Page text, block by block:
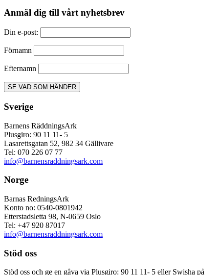
Anmäl dig till vårt nyhetsbrev
Din e-post:
Förnamn
Efternamn
Sverige
Barnens RäddningsArk
Plusgiro: 90 11 11- 5
Lasarettsgatan 52, 982 34 Gällivare
Tel: 070 226 07 77
info@barnensraddningsark.com
Norge
Barnas RedningsArk
Konto no: 0540-0801942
Etterstadsletta 98, N-0659 Oslo
Tel: +47 920 87017
info@barnensraddningsark.com
Stöd oss
Stöd oss och ge en gåva via Plusgiro: 90 11 11- 5 eller Swisha på